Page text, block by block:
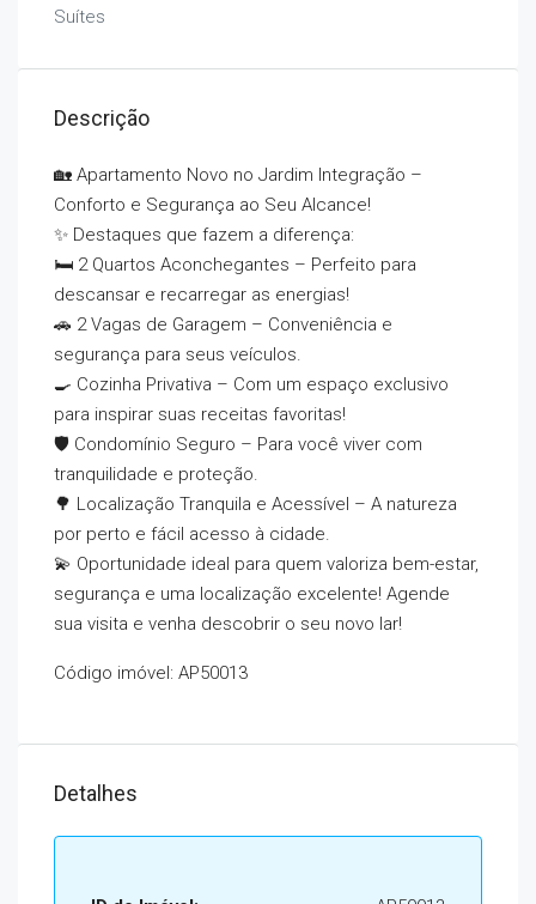
Suítes
Descrição
🏡 Apartamento Novo no Jardim Integração –
Conforto e Segurança ao Seu Alcance!
✨ Destaques que fazem a diferença:
🛏️ 2 Quartos Aconchegantes – Perfeito para
descansar e recarregar as energias!
🚗 2 Vagas de Garagem – Conveniência e
segurança para seus veículos.
🍳 Cozinha Privativa – Com um espaço exclusivo
para inspirar suas receitas favoritas!
🛡️ Condomínio Seguro – Para você viver com
tranquilidade e proteção.
🌳 Localização Tranquila e Acessível – A natureza
por perto e fácil acesso à cidade.
💫 Oportunidade ideal para quem valoriza bem-estar,
segurança e uma localização excelente! Agende
sua visita e venha descobrir o seu novo lar!
Código imóvel: AP50013
Detalhes